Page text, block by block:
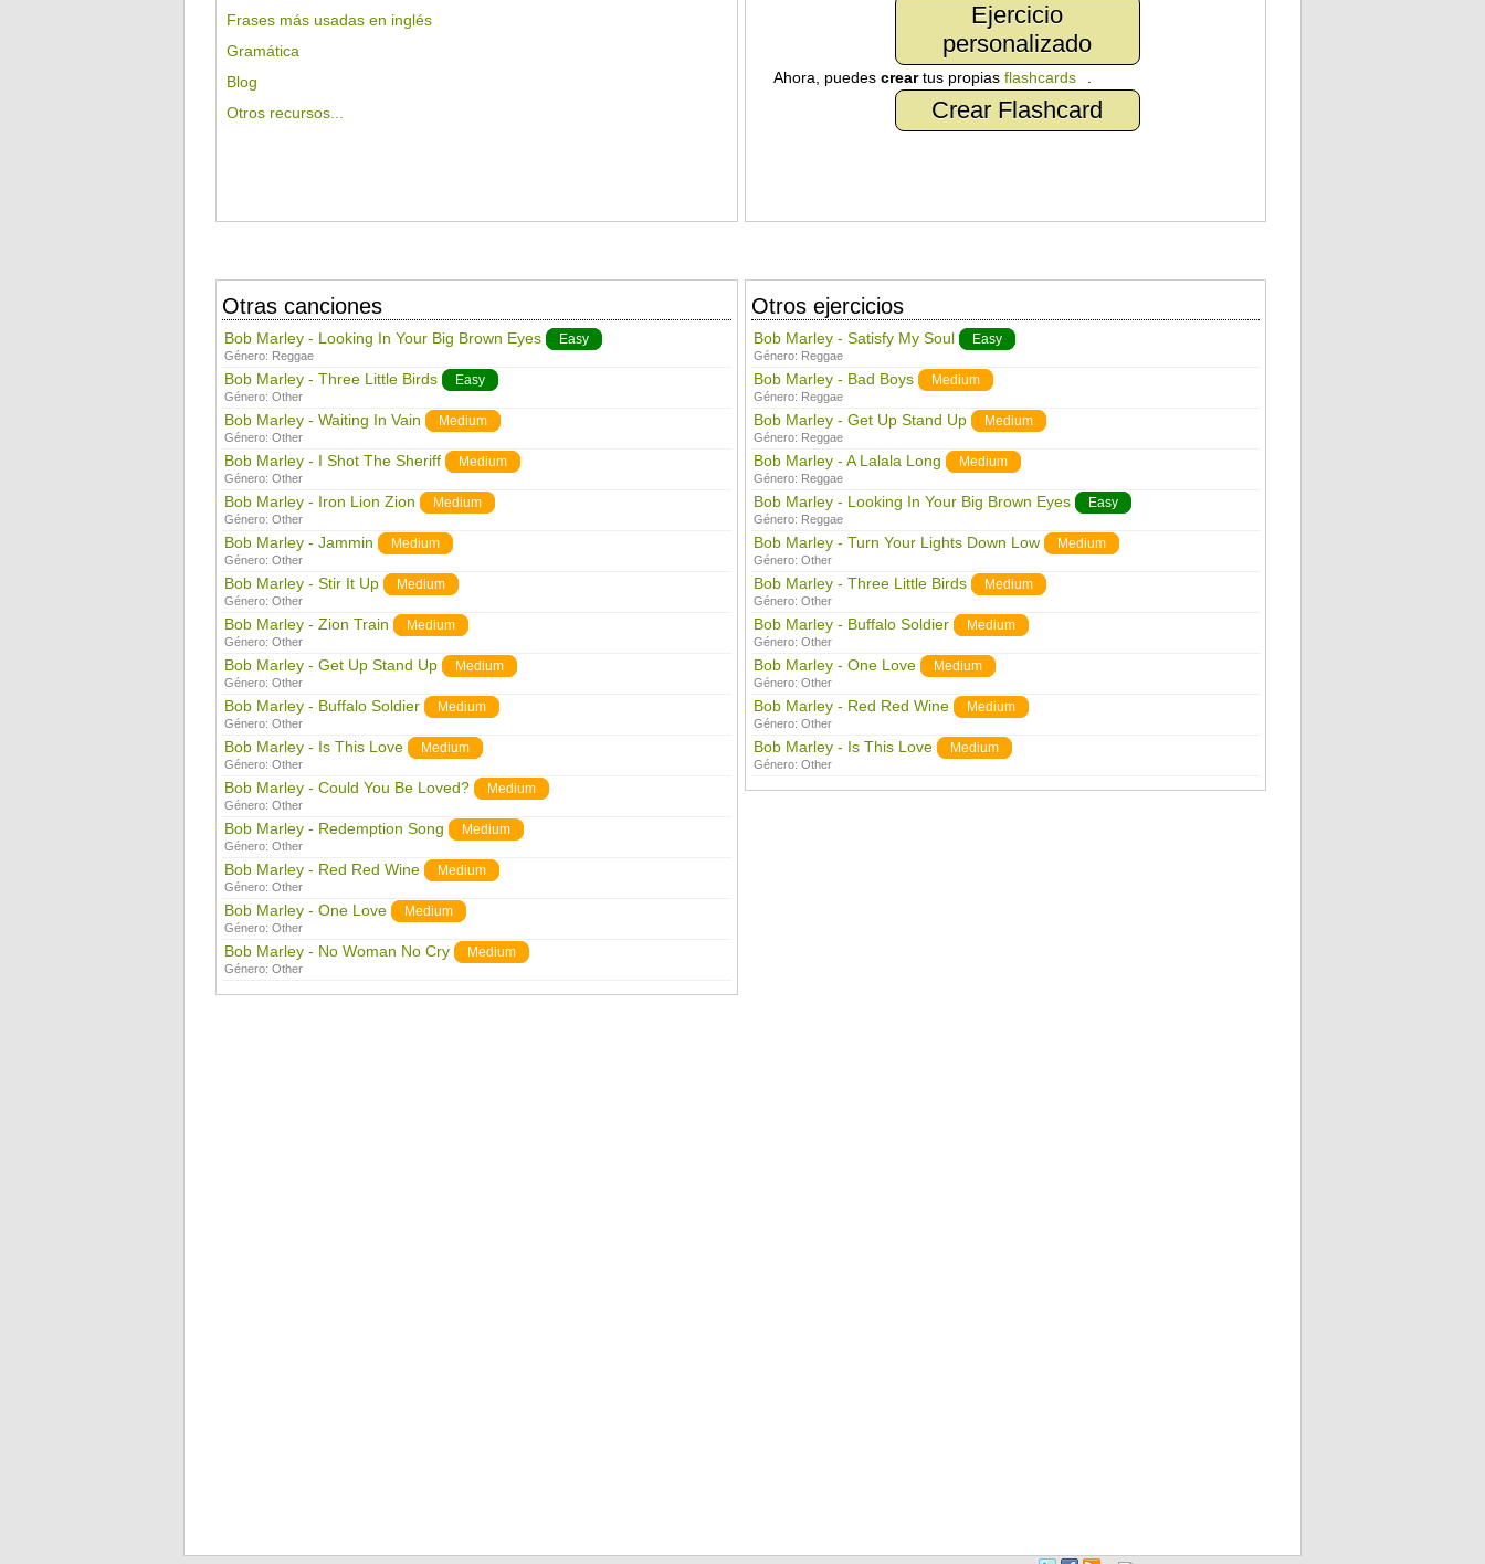
Frases más usadas en inglés
Gramática
Blog
Otros recursos...
Ejercicio
personalizado
Ahora, puedes creartus propias flashcards
Crear Flashcard
Otras canciones
Bob Marley - Looking In Your Big Brown Eyes Easy
Género: Reggae
Bob Marley - Three Little Birds Easy
Género: Other
Bob Marley - Waiting In Vain Medium
Género: Other
Bob Marley - I Shot The Sheriff Medium
Género: Other
Bob Marley - Iron Lion Zion Medium
Género: Other
Bob Marley - Jammin Medium
Género: Other
Bob Marley - Stir It Up Medium
Género: Other
Bob Marley - Zion Train Medium
Género: Other
Bob Marley - Get Up Stand Up Medium
Género: Other
Bob Marley - Buffalo Soldier Medium
Género: Other
Bob Marley - Is This Love Medium
Género: Other
Bob Marley - Could You Be Loved? Medium
Género: Other
Bob Marley - Redemption Song Medium
Género: Other
Bob Marley - Red Red Wine Medium
Género: Other
Bob Marley - One Love Medium
Género: Other
Bob Marley - No Woman No Cry Medium
Género: Other
Otros ejercicios
Bob Marley - Satisfy My Soul Easy
Género: Reggae
Bob Marley - Bad Boys Medium
Género: Reggae
Bob Marley - Get Up Stand Up Medium
Género: Reggae
Bob Marley - A Lalala Long Medium
Género: Reggae
Bob Marley - Looking In Your Big Brown Eyes Easy
Género: Reggae
Bob Marley - Turn Your Lights Down Low Medium
Género: Other
Bob Marley - Three Little Birds Medium
Género: Other
Bob Marley - Buffalo Soldier Medium
Género: Other
Bob Marley - One Love Medium
Género: Other
Bob Marley - Red Red Wine Medium
Género: Other
Bob Marley - Is This Love Medium
Género: Other